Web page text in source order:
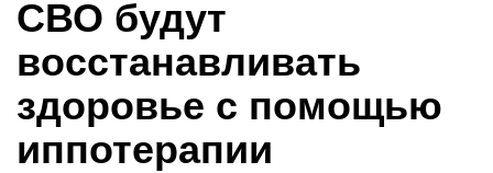
СВО будут
восстанавливать
здоровье с помощью
иппотерапии